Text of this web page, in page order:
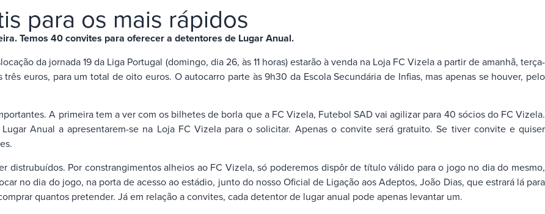
para os mais rápidos
Temos 40 convites para oferecer a detentores de Lugar Anual.
da jornada 19 da Liga Portugal (domingo, dia 26, às 11 horas) estarão à venda na Loja FC Vizela a partir de amanhã, terça-
euros, para um total de oito euros. O autocarro parte às 9h30 da Escola Secundária de Infias, mas apenas se houver, pelo
A primeira tem a ver com os bilhetes de borla que a FC Vizela, Futebol SAD vai agilizar para 40 sócios do FC Vizela.
Anual a apresentarem-se na Loja FC Vizela para o solicitar. Apenas o convite será gratuito. Se tiver convite e quiser
Por constrangimentos alheios ao FC Vizela, só poderemos dispôr de título válido para o jogo no dia do mesmo,
no dia do jogo, na porta de acesso ao estádio, junto do nosso Oficial de Ligação aos Adeptos, João Dias, que estrará lá para
quantos pretender. Já em relação a convites, cada detentor de lugar anual pode apenas levantar um.